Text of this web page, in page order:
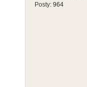
Posty: 964